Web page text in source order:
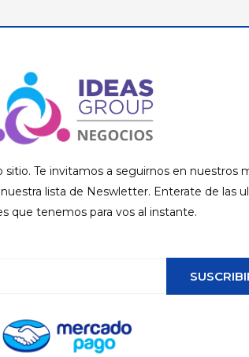
sitio. Te invitamos a seguirnos en nuestros
lista de Neswletter. Enterate de las
que tenemos para vos al instante.